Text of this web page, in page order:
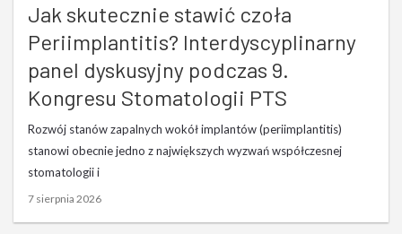
Jak skutecznie stawić czoła
Periimplantitis? Interdyscyplinarny
panel dyskusyjny podczas 9.
Kongresu Stomatologii PTS
Rozwój stanów zapalnych wokół implantów (periimplantitis)
stanowi obecnie jedno z największych wyzwań współczesnej
stomatologii i
7 sierpnia 2026